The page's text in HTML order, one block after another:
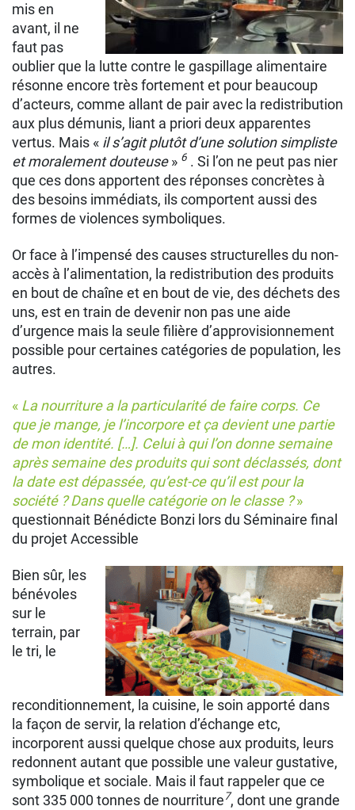
mis en
avant, il ne
faut pas
oublier que la lutte contre le gaspillage alimentaire
résonne encore très fortement et pour beaucoup
d’acteurs, comme allant de pair avec la redistribution
aux plus démunis, liant a priori deux apparentes
vertus. Mais « il s’agit plutôt d’une solution simpliste
et moralement douteuse» 6 . Si l’on ne peut pas nier
que ces dons apportent des réponses concrètes à
des besoins immédiats, ils comportent aussi des
formes de violences symboliques.
Or face à l’impensé des causes structurelles du non-
accès à l’alimentation, la redistribution des produits
en bout de chaîne et en bout de vie, des déchets des
uns, est en train de devenir non pas une aide
d’urgence mais la seule ﬁlière d’approvisionnement
possible pour certaines catégories de population, les
autres.
« La nourriture a la particularité de faire corps. Ce
que je mange, je l’incorpore et ça devient une partie
de mon identité. […]. Celui à qui l’on donne semaine
après semaine des produits qui sont déclassés, dont
la date est dépassée, qu’est-ce qu’il est pour la
société ? Dans quelle catégorie on le classe ?»
questionnait Bénédicte Bonzi lors du Séminaire ﬁnal
du projet Accessible
Bien sûr, les
bénévoles
sur le
terrain, par
le tri, le
reconditionnement, la cuisine, le soin apporté dans
la façon de servir, la relation d’échange etc,
incorporent aussi quelque chose aux produits, leurs
redonnent autant que possible une valeur gustative,
symbolique et sociale. Mais il faut rappeler que ce
sont 335 000 tonnes de nourriture7, dont une grande